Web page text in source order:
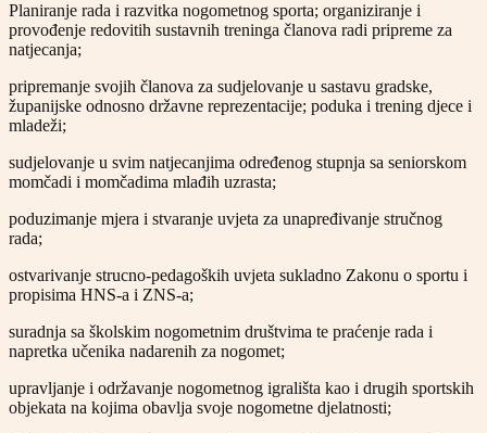
Planiranje rada i razvitka nogometnog sporta; organiziranje i
provođenje redovitih sustavnih treninga članova radi pripreme za
natjecanja;
pripremanje svojih članova za sudjelovanje u sastavu gradske,
županijske odnosno državne reprezentacije; poduka i trening djece i
mladeži;
sudjelovanje u svim natjecanjima određenog stupnja sa seniorskom
momčadi i momčadima mlađih uzrasta;
poduzimanje mjera i stvaranje uvjeta za unapređivanje stručnog
rada;
ostvarivanje strucno-pedagoških uvjeta sukladno Zakonu o sportu i
propisima HNS-a i ZNS-a;
suradnja sa školskim nogometnim društvima te praćenje rada i
napretka učenika nadarenih za nogomet;
upravljanje i održavanje nogometnog igrališta kao i drugih sportskih
objekata na kojima obavlja svoje nogometne djelatnosti;